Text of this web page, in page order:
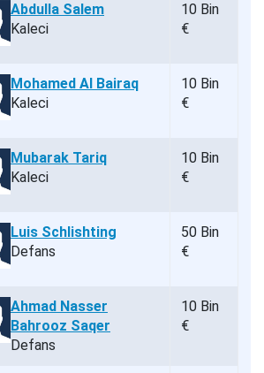
Abdulla Salem
Kaleci
10 Bin
€
Mohamed Al Bairaq
Kaleci
10 Bin
€
Mubarak Tariq
Kaleci
10 Bin
€
Luis Schlishting
Defans
50 Bin
€
Ahmad Nasser
Bahrooz Saqer
Defans
10 Bin
€